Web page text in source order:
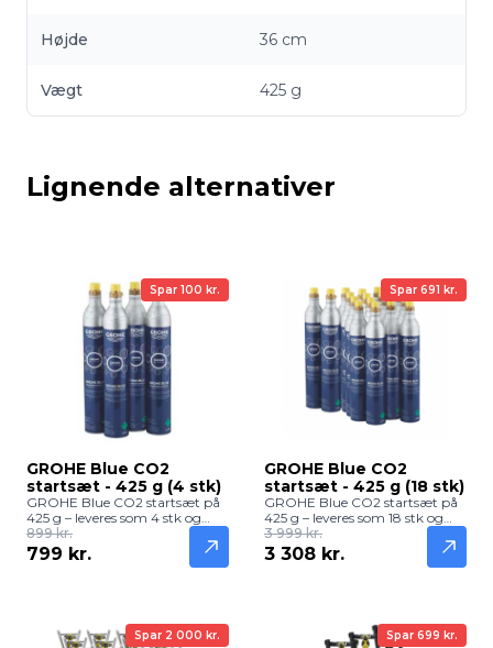
Højde 36 cm
Vægt 425 g
Lignende alternativer
Spar 100 kr.
GROHE Blue CO2
startsæt - 425 g (4 stk)
GROHE Blue CO2 startsæt på
425 g – leveres som 4 stk og
giver cirka 240 liter frisk og
boblende vand. Designet til
GROHE Blue Home og GROHE
899 kr.
799 kr.
Spar 691 kr.
GROHE Blue CO2
startsæt - 425 g (18 stk)
GROHE Blue CO2 startsæt på
425 g – leveres som 18 stk og
giver cirka 1.080 liter frisk og
boblende vand. Designet til
GROHE Blue Home og GROHE
3 999 kr.
3 308 kr.
Spar 2 000 kr. Spar 699 kr.